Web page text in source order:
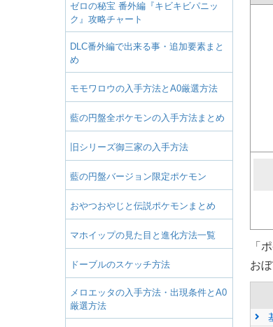
ゼロの秘宝 番外編『キビキビパニッ
ク』攻略チャート
DLC番外編で出来る事・追加要素まと
め
モモワロウの入手方法とA0厳選方法
藍の円盤全ポケモンの入手方法まとめ
旧シリーズ御三家の入手方法
藍の円盤バージョン限定ポケモン
おやつおやじと伝説ポケモンまとめ
マホイップの見た目と進化方法一覧
ドーブルのスケッチ方法
メロエッタの入手方法・出現条件とA0
厳選方法
「
お